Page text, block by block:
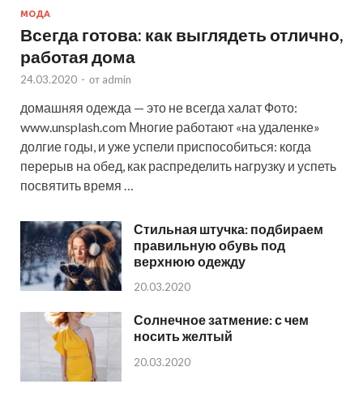
МОДА
Всегда готова: как выглядеть отлично,
работая дома
24.03.2020 - от admin
домашняя одежда — это не всегда халат Фото:
www.unsplash.com Многие работают «на удаленке»
долгие годы, и уже успели приспособиться: когда
перерыв на обед, как распределить нагрузку и успеть
посвятить время …
Стильная штучка: подбираем
правильную обувь под
верхнюю одежду
20.03.2020
Солнечное затмение: с чем
носить желтый
20.03.2020